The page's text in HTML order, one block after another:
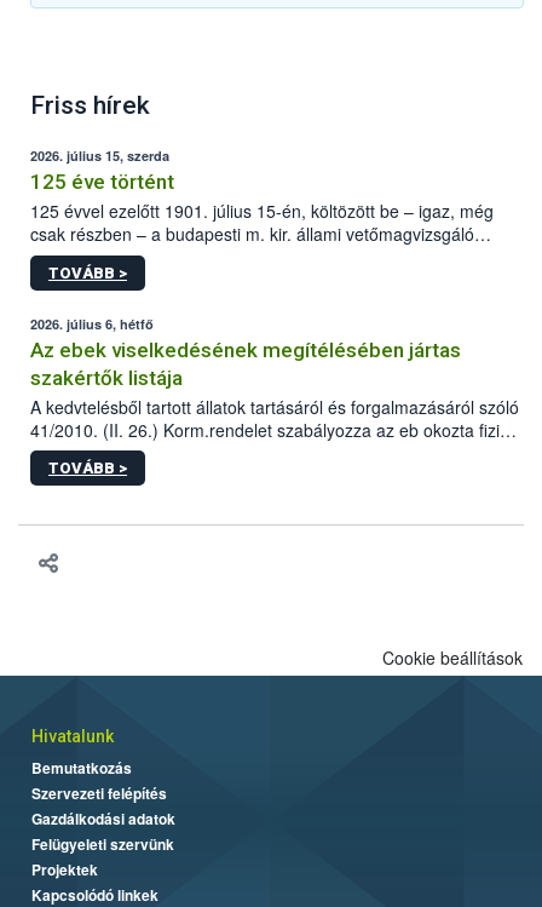
Friss hírek
2026. július 15, szerda
125 éve történt
125 évvel ezelőtt 1901. július 15-én, költözött be – igaz, még
csak részben – a budapesti m. kir. állami vetőmagvizsgáló
állomás a Kis Rókus utca 15. szám alatti, Czigler Győző által
tervezett új épületébe.
TOVÁBB >
2026. július 6, hétfő
Az ebek viselkedésének megítélésében jártas
szakértők listája
A kedvtelésből tartott állatok tartásáról és forgalmazásáról szóló
41/2010. (II. 26.) Korm.rendelet szabályozza az eb okozta fizikai
sérülés, illetve ennek veszélye keletkezésekor felmerülő
hatósági feladatokat, valamint a veszélyes eb tartását és annak
vonni az ebek viselkedésének megítélésében jártas szakértőt.
TOVÁBB >
Cookie beállítások
Hivatalunk
Bemutatkozás
Szervezeti felépítés
Gazdálkodási adatok
Felügyeleti szervünk
Projektek
Kapcsolódó linkek